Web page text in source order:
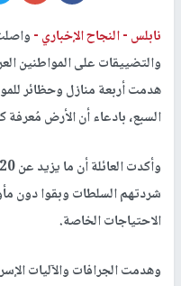
نابلس -النجاح الإخباري -
والتضييقات على المواطنين
هدمت أربعة منازل وحظائر
السبع، بادعاء أن الأرض
شردتهم السلطات وبقوا دون
الاحتياجات الخاصة.
وهدمت الجرافات والآليات